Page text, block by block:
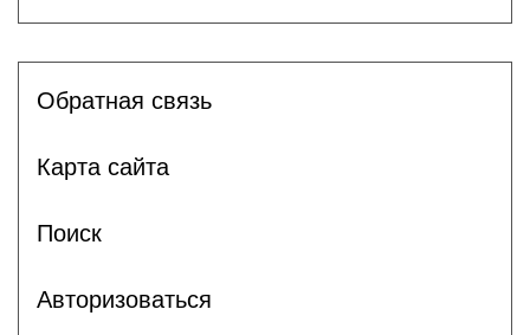
Обратная связь
Карта сайта
Поиск
Авторизоваться